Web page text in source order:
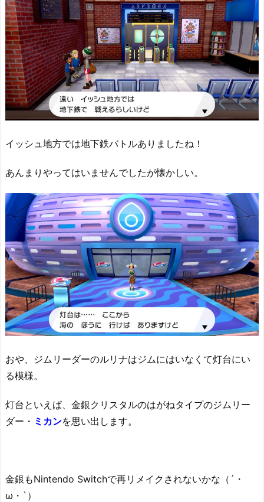
イッシュ地方では地下鉄バトルありましたね！
あんまりやってはいませんでしたが懐かしい。
おや、ジムリーダーのルリナはジムにはいなくて灯台にい
る模様。
灯台といえば、金銀クリスタルのはがねタイプのジムリー
ダー・ ミカンを思い出します。
金銀もNintendo Switchで再リメイクされないかな（´・
ω・`）